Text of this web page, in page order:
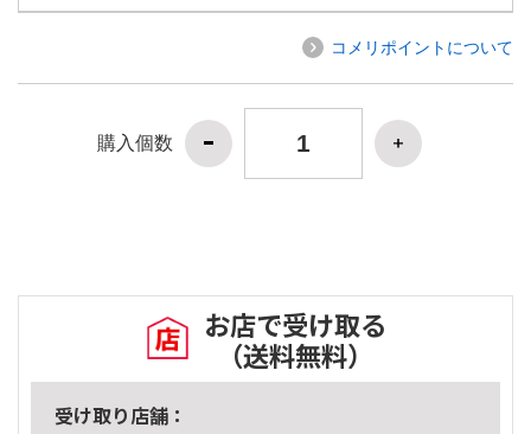
コメリポイントについて
購入個数
お店で受け取る
（送料無料）
受け取り店舗：